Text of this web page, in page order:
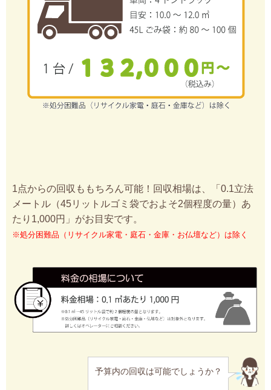
1点からの回収ももちろん可能！回収相場は、「0.1立法
メートル（45リットルゴミ袋でおよそ2個程度の量）あ
たり1,000円」がお目安です。
※処分困難品（リサイクル家電・庭石・金庫・お仏壇など）は除く
予算内の回収は可能でしょうか？